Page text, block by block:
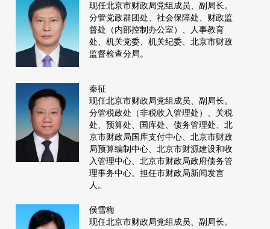
现任北京市财政局党组成员、副局长。
分管党政群团处、社会保障处、财政监
督处（内部控制办公室）、人事教育
处、机关党委、机关纪委、北京市财政
监督检查分局。
秦征
现任北京市财政局党组成员、副局长。
分管税政处（非税收入管理处）、关税
处、预算处、国库处、债务管理处、北
京市财政局国库支付中心、北京市财政
局预算编制中心、北京市财源建设和收
入管理中心、北京市财政局政府债务管
理事务中心。担任市财政局新闻发言
人。
侯雪梅
现任北京市财政局党组成员、副局长。